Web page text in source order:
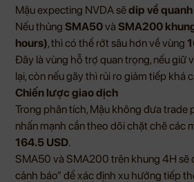
Mậu expecting NVDA sẽdip về quanh
Nếu thủng SMA50và SMA200
hours), thì có thể rớt sâu hơn về vùng
Đây là vùng hỗ trợ quan trọng, nếu giữ
lại, còn nếu gãy thì rủi ro giảm tiếp khá
Chiến lược giao dịch
Trong phân tích, Mậu không đưa trade
nhấn mạnh cần theo dõi chặt chẽ các
164.5 USD.
SMA50 và SMA200 trên khung 4H sẽ
cảnh báo” để xác định xu hướng tiếp